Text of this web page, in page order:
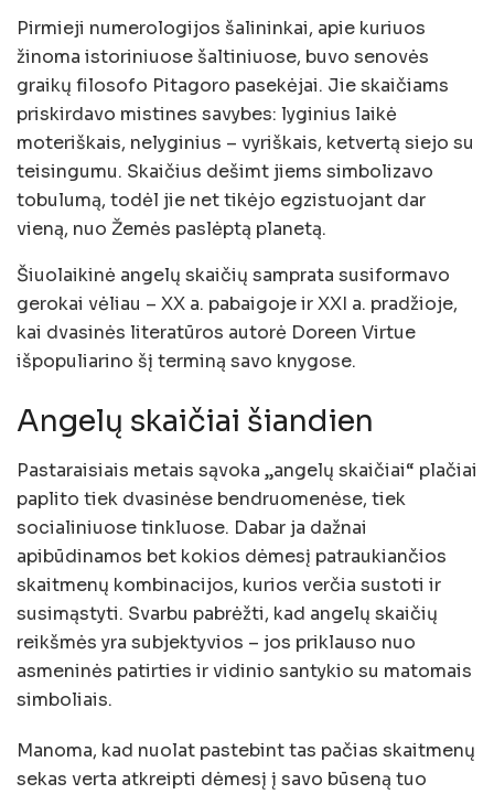
Pirmieji numerologijos šalininkai, apie kuriuos
žinoma istoriniuose šaltiniuose, buvo senovės
graikų filosofo Pitagoro pasekėjai. Jie skaičiams
priskirdavo mistines savybes: lyginius laikė
moteriškais, nelyginius – vyriškais, ketvertą siejo su
teisingumu. Skaičius dešimt jiems simbolizavo
tobulumą, todėl jie net tikėjo egzistuojant dar
vieną, nuo Žemės paslėptą planetą.
Šiuolaikinė angelų skaičių samprata susiformavo
gerokai vėliau – XX a. pabaigoje ir XXI a. pradžioje,
kai dvasinės literatūros autorė Doreen Virtue
išpopuliarino šį terminą savo knygose.
Angelų skaičiai šiandien
Pastaraisiais metais sąvoka „angelų skaičiai“ plačiai
paplito tiek dvasinėse bendruomenėse, tiek
socialiniuose tinkluose. Dabar ja dažnai
apibūdinamos bet kokios dėmesį patraukiančios
skaitmenų kombinacijos, kurios verčia sustoti ir
susimąstyti. Svarbu pabrėžti, kad angelų skaičių
reikšmės yra subjektyvios – jos priklauso nuo
asmeninės patirties ir vidinio santykio su matomais
simboliais.
Manoma, kad nuolat pastebint tas pačias skaitmenų
sekas verta atkreipti dėmesį į savo būseną tuo